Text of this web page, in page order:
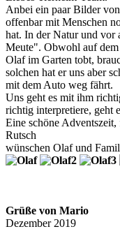
Anbei ein paar Bilder
offenbar mit Menschen
hat. In der Natur und vor
Meute". Obwohl auf
Olaf im Garten tobt,
solchen hat er uns aber
mit dem Auto weg fährt.
Uns geht es mit ihm
richtig interpretiere, geht
Eine schöne
Rutsch
wünschen Olaf und
Grüße von Mario
Dezember 2019